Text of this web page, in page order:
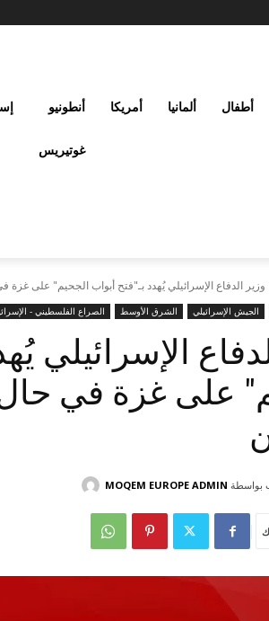
أطفال ألمانيا أمريكا أنطونيو
غوتيريس
وزير الدفاع الإسرائيلي يُهدد بـ"فتح أبواب الجحيم" على
الجيش الإسرائيلي الشرق الأوسط الصراع الفلسطيني -
الإسرائيلي
على غزة في
بواسطة MOQEM EUROPE ADMIN